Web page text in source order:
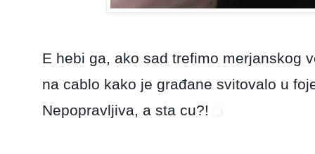
E hebi ga, ako sad trefimo merjanskog
na cablo kako je građane svitovalo u
Nepopravljiva, a sta cu?!